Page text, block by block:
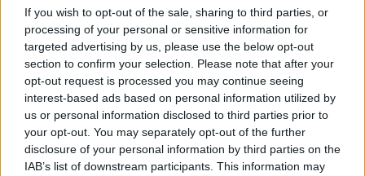
If you wish to opt-out of the sale, sharing to third parties, or
processing of your personal or sensitive information for
targeted advertising by us, please use the below opt-out
section to confirm your selection. Please note that after your
opt-out request is processed you may continue seeing
interest-based ads based on personal information utilized by
us or personal information disclosed to third parties prior to
your opt-out. You may separately opt-out of the further
disclosure of your personal information by third parties on the
IAB’s list of downstream participants. This information may
címen olvashattok el:
Rick Burroughs: Alan Wake
Kapitány2•2014. október 18.
Some Are Born to Light,
Some Are Born to Endless Night...